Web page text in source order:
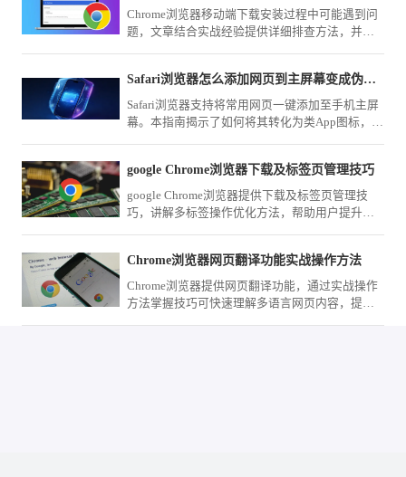
Chrome浏览器移动端下载安装过程中可能遇到问
题，文章结合实战经验提供详细排查方法，并分
Safari浏览器怎么添加网页到主屏幕变成伪应用
Safari浏览器支持将常用网页一键添加至手机主屏
幕。本指南揭示了如何将其转化为类App图标，实
google Chrome浏览器下载及标签页管理技巧
google Chrome浏览器提供下载及标签页管理技
巧，讲解多标签操作优化方法，帮助用户提升浏
Chrome浏览器网页翻译功能实战操作方法
Chrome浏览器提供网页翻译功能，通过实战操作
方法掌握技巧可快速理解多语言网页内容，提高